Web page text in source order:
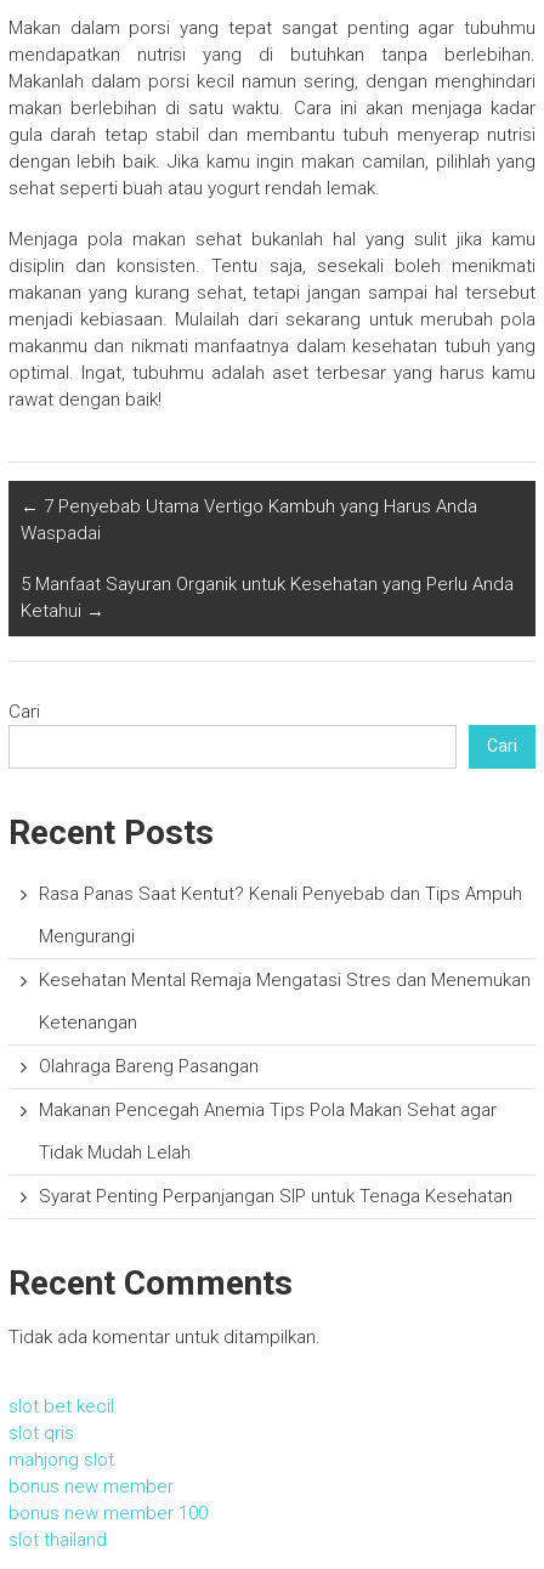
Makan dalam porsi yang tepat sangat penting agar tubuhmu
mendapatkan nutrisi yang di butuhkan tanpa berlebihan.
Makanlah dalam porsi kecil namun sering, dengan menghindari
makan berlebihan di satu waktu. Cara ini akan menjaga kadar
gula darah tetap stabil dan membantu tubuh menyerap nutrisi
dengan lebih baik. Jika kamu ingin makan camilan, pilihlah yang
sehat seperti buah atau yogurt rendah lemak.
Menjaga pola makan sehat bukanlah hal yang sulit jika kamu
disiplin dan konsisten. Tentu saja, sesekali boleh menikmati
makanan yang kurang sehat, tetapi jangan sampai hal tersebut
menjadi kebiasaan. Mulailah dari sekarang untuk merubah pola
makanmu dan nikmati manfaatnya dalam kesehatan tubuh yang
optimal. Ingat, tubuhmu adalah aset terbesar yang harus kamu
rawat dengan baik!
← 7 Penyebab Utama Vertigo Kambuh yang Harus Anda
Waspadai
5 Manfaat Sayuran Organik untuk Kesehatan yang Perlu Anda
Ketahui →
Cari
Cari
Recent Posts
Rasa Panas Saat Kentut? Kenali Penyebab dan Tips Ampuh
Mengurangi
Kesehatan Mental Remaja Mengatasi Stres dan Menemukan
Ketenangan
Olahraga Bareng Pasangan
Makanan Pencegah Anemia Tips Pola Makan Sehat agar
Tidak Mudah Lelah
Syarat Penting Perpanjangan SIP untuk Tenaga Kesehatan
Recent Comments
Tidak ada komentar untuk ditampilkan.
slot bet kecil
slot qris
mahjong slot
bonus new member
bonus new member 100
slot thailand